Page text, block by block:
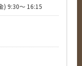
) 9:30～ 16:15